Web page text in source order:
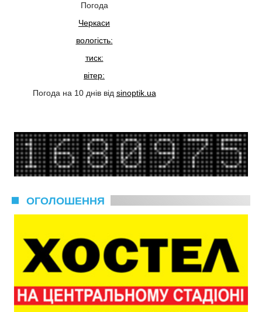
Погода
Черкаси
вологість:
тиск:
вітер:
Погода на 10 днів від sinoptik.ua
ОГОЛОШЕННЯ